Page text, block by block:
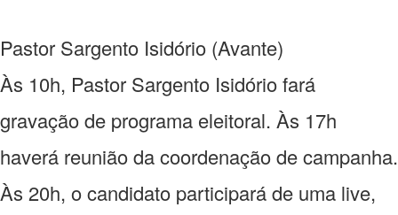
Pastor Sargento Isidório (Avante)
Às 10h, Pastor Sargento Isidório fará
gravação de programa eleitoral. Às 17h
haverá reunião da coordenação de campanha.
Às 20h, o candidato participará de uma live,